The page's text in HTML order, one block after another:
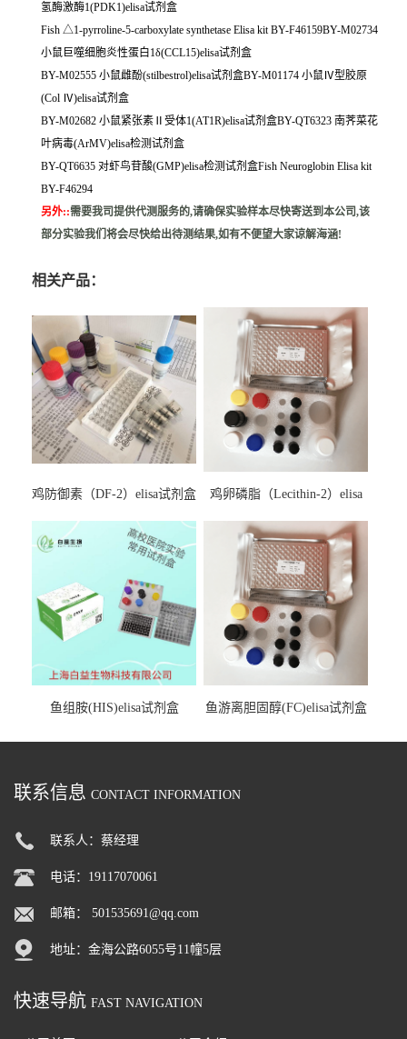
氢酶激酶1(PDK1)elisa试剂盒
Fish △1-pyrroline-5-carboxylate synthetase Elisa kit BY-F46159BY-M02734
小鼠巨噬细胞炎性蛋白1δ(CCL15)elisa试剂盒
BY-M02555 小鼠雌酚(stilbestrol)elisa试剂盒BY-M01174 小鼠Ⅳ型胶原
(Col Ⅳ)elisa试剂盒
BY-M02682 小鼠紧张素Ⅱ受体1(AT1R)elisa试剂盒BY-QT6323 南荠菜花
叶病毒(ArMV)elisa检测试剂盒
BY-QT6635 对虾鸟苷酸(GMP)elisa检测试剂盒Fish Neuroglobin Elisa kit
BY-F46294
另外::需要我司提供代测服务的,请确保实验样本尽快寄送到本公司,该
部分实验我们将会尽快给出待测结果,如有不便望大家谅解海涵!
相关产品：
鸡防御素（DF-2）elisa试剂盒
鸡卵磷脂（Lecithin-2）elisa
鱼组胺(HIS)elisa试剂盒 鱼游离胆固醇(FC)elisa试剂盒
联系信息 CONTACT INFORMATION
联系人：蔡经理
电话：19117070061
邮箱： 501535691@qq.com
地址：金海公路6055号11幢5层
快速导航 FAST NAVIGATION